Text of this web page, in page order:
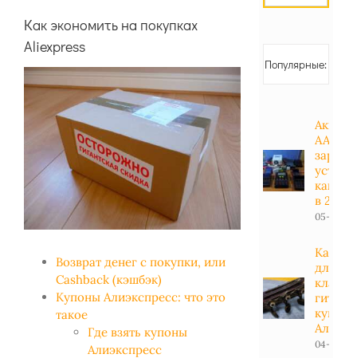
Как экономить на покупках
Aliexpress
Возврат денег с покупки, или
Cashback (кэшбэк)
Купоны Алиэкспресс: что это
такое
Где взять купоны
Алиэкспресс
поиска:
Популярные:
АА,
какие
в 2023
05-01-
Какие
для
гитары
купить
04-01-